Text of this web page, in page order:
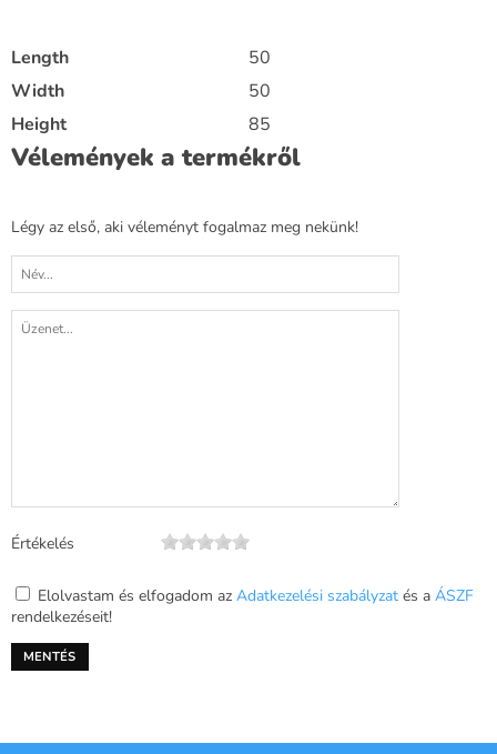
Length
50
Width
50
Height
85
Vélemények a termékről
Légy az első, aki véleményt fogalmaz meg nekünk!
Értékelés
Elolvastam és elfogadom az Adatkezelési szabályzat és a ÁSZF
rendelkezéseit!